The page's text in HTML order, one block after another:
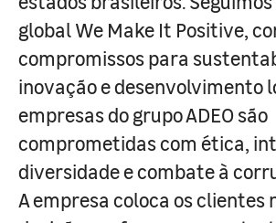
global We Make It Positive,
compromissos para
inovação e desenvolvimento
empresas do grupo ADEO são
comprometidas com ética,
diversidade e combate à
A empresa coloca os clientes